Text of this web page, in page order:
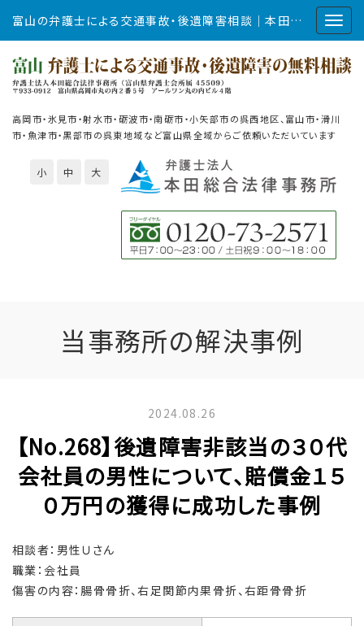
富山の弁護士による交通事故・後遺障害相談｜本田総合法律事務所
高岡市・氷見市・射水市・砺波市・南砺市・小矢部市の呉西地区、富山市・滑川
市・魚津市・黒部市の呉東地域など富山県全域からご依頼いただいています
小 中 大
当事務所の解決事例
2024.08.26
【No.268】後遺障害非該当の３０代
会社員の男性について、賠償金１５
０万円の獲得に成功した事例
相談者：男性Ｕさん
職業：会社員
傷害の内容：腸骨骨折、右足関節内果骨折、右距骨骨折